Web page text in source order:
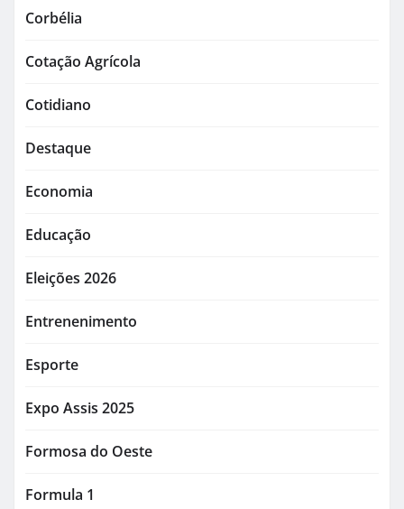
Corbélia
Cotação Agrícola
Cotidiano
Destaque
Economia
Educação
Eleições 2026
Entrenenimento
Esporte
Expo Assis 2025
Formosa do Oeste
Formula 1